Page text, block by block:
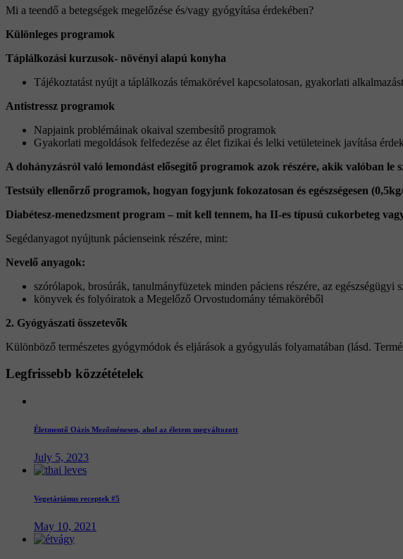
Mi a teendő a betegségek megelőzése és/vagy gyógyítása érdekében?
Különleges programok
Táplálkozási kurzusok- növényi alapú konyha
Tájékoztatást nyújt a táplálkozás témakörével kapcsolatosan, gyakorlati
Antistressz programok
Napjaink problémáinak okaival szembesítő programok
Gyakorlati megoldások felfedezése az élet fizikai és lelki vetületeinek javítása
A dohányzásról való lemondást elősegítő programok azok részére, akik valóban
Testsúly ellenőrző programok, hogyan fogyjunk fokozatosan és egészségesen
Diabétesz-menedzsment program – mit kell tennem, ha II-es típusú cukorbeteg
Segédanyagot nyújtunk pácienseink részére, mint:
Nevelő anyagok:
szórólapok, brosúrák, tanulmányfüzetek minden páciens részére, az egészségügyi
könyvek és folyóiratok a Megelőző Orvostudomány témaköréből
2. Gyógyászati összetevők
Különböző természetes gyógymódok és eljárások a gyógyulás folyamatában (lásd.
Legfrissebb közzétételek
Életmentő Oázis Mezőménesen, ahol az életem megváltozott
July 5, 2023
Vegetáriánus receptek #5
May 10, 2021